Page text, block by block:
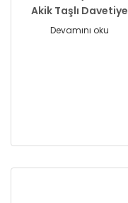
Akik Taşlı Davetiye
Devamını oku